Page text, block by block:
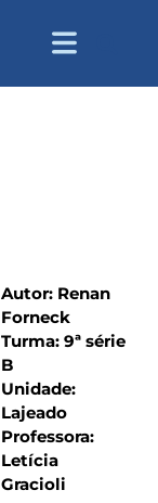
Autor: Renan
Forneck
Turma: 9ª série
B
Unidade:
Lajeado
Professora:
Letícia
Gracioli